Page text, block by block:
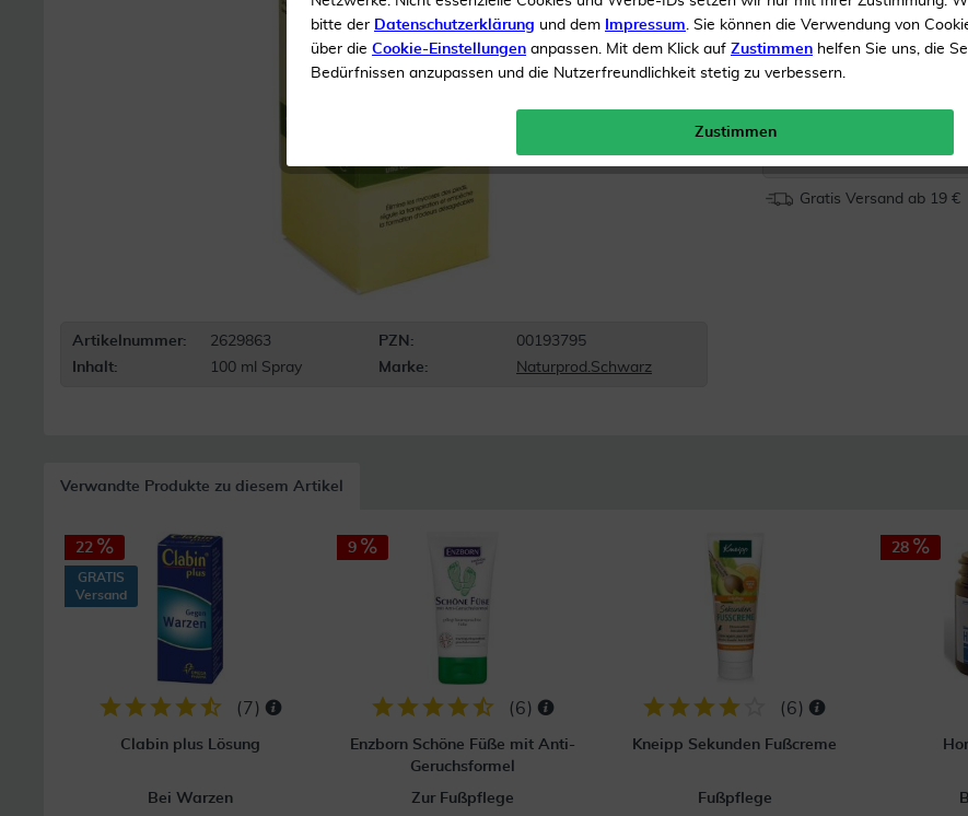
Bei schwitzigen Füßen
Artikelnummer: 2629863 PZN:
00193795
Inhalt:
100 ml Spray Marke: Naturprod.Schwarz
Inhalt 100 ml Spray
Gratis Versand ab 19 €
Verwandte Produkte zu diesem Artikel
22
GRATIS
Versand
( 7 )
Clabin plus Lösung
Bei Warzen
9
(6)
Enzborn Schöne Füße mit Anti-
Geruchsformel
Zur Fußpflege
(6)
Kneipp Sekunden Fußcreme
Fußpflege
28
bitte der Datenschutzerklärung und dem Impressum. Sie können die Verwendung von
über die Cookie-Einstellungen anpassen. Mit dem Klick auf Zustimmen helfen Sie uns, die
Bedürfnissen anzupassen und die Nutzerfreundlichkeit stetig zu verbessern.
Zustimmen